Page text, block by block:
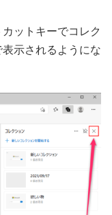
ットキーでコレク
示されるようにな